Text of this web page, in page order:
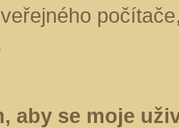
aby se moje